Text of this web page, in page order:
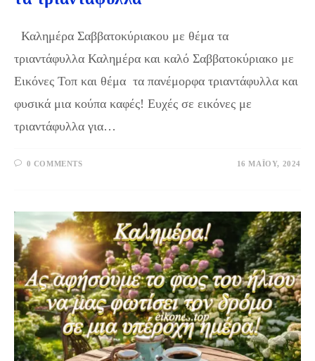
Καλημέρα Σαββατοκύριακου με θέμα τα
τριαντάφυλλα Καλημέρα και καλό Σαββατοκύριακο με
Εικόνες Τοπ και θέμα τα πανέμορφα τριαντάφυλλα και
φυσικά μια κούπα καφές! Ευχές σε εικόνες με
τριαντάφυλλα για…
0 COMMENTS 16 ΜΑΪ́ΟΥ, 2024